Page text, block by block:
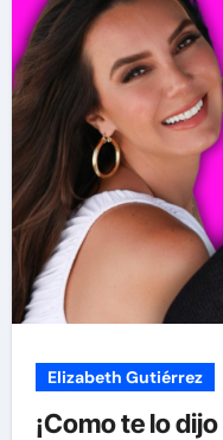
Elizabeth Gutiérrez
¡Como te lo dijo